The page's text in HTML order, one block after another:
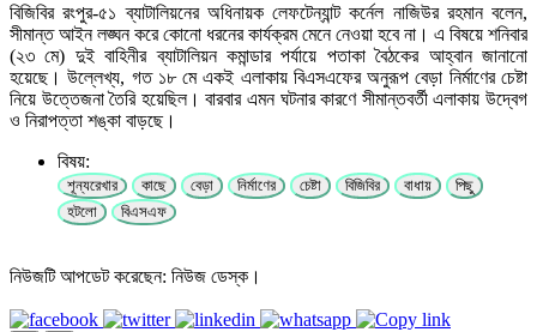
বিজিবির রংপুর-৫১ ব্যাটালিয়নের অধিনায়ক লেফটেন্যান্ট কর্নেল নাজিউর রহমান বলেন,
সীমান্ত আইন লঙ্ঘন করে কোনো ধরনের কার্যক্রম মেনে নেওয়া হবে না। এ বিষয়ে শনিবার
(২৩ মে) দুই বাহিনীর ব্যাটালিয়ন কমান্ডার পর্যায়ে পতাকা বৈঠকের আহ্বান জানানো
হয়েছে। উল্লেখ্য, গত ১৮ মে একই এলাকায় বিএসএফের অনুরূপ বেড়া নির্মাণের চেষ্টা
নিয়ে উত্তেজনা তৈরি হয়েছিল। বারবার এমন ঘটনার কারণে সীমান্তবর্তী এলাকায় উদ্বেগ
ও নিরাপত্তা শঙ্কা বাড়ছে।
বিষয়:
শূন্যরেখার কাছে বেড়া নির্মাণের চেষ্টা বিজিবির বাধায়
পিছু
হটলো
বিএসএফ
নিউজটি আপডেট করেছেন: নিউজ ডেস্ক।